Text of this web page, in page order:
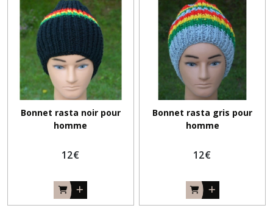
Bonnet rasta noir pour
homme
12€
Bonnet rasta gris pour
homme
12€